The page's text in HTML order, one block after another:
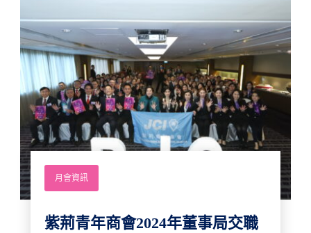
月會資訊
紫荊青年商會2024年董事局交職